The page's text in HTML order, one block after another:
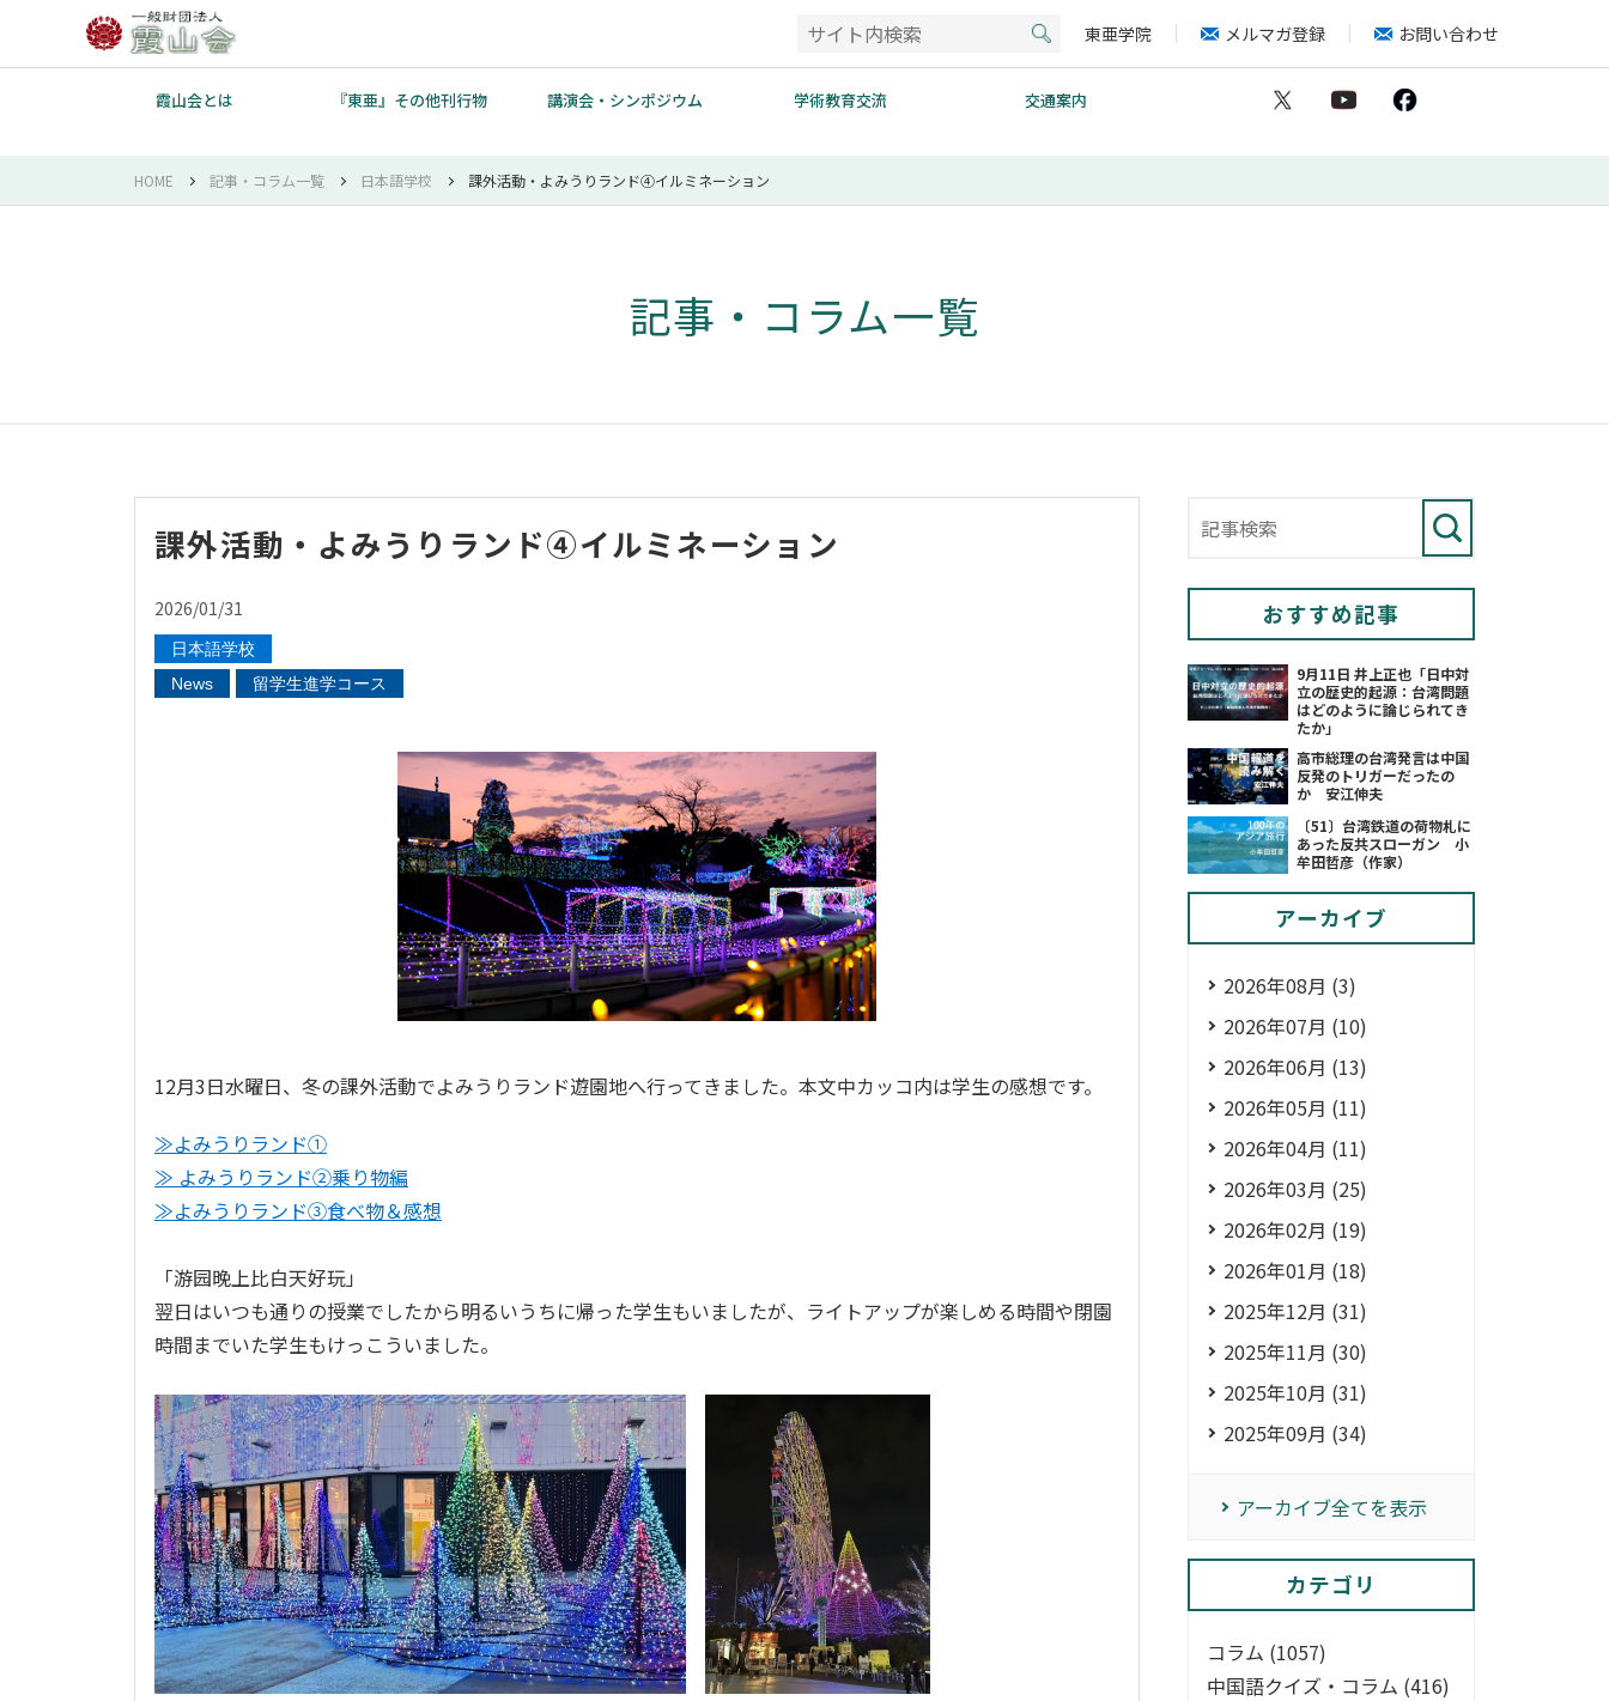
東亜学院 メルマガ登録 お問い合わせ
霞山会とは 『東亜』その他刊行物 講演会・シンポジウム 学術教育交流 交通案内
HOME 記事・コラム一覧 日本語学校 課外活動・よみうりランド④イルミネーション
記事・コラム一覧
課外活動・よみうりランド④イルミネーション
2026/01/31
日本語学校
News
留学生進学コース
12月3日水曜日、冬の課外活動でよみうりランド遊園地へ行ってきました。本文中カッコ内は学生の感想です。
≫よみうりランド①
≫ よみうりランド②乗り物編
≫よみうりランド③食べ物＆感想
「游园晚上比白天好玩」
翌日はいつも通りの授業でしたから明るいうちに帰った学生もいましたが、ライトアップが楽しめる時間や閉園
時間までいた学生もけっこういました。
おすすめ記事
9月11日 井上正也「日中対
立の歴史的起源：台湾問題
はどのように論じられてき
たか」
高市総理の台湾発言は中国
反発のトリガーだったの
か 安江伸夫
〔51〕台湾鉄道の荷物札に
あった反共スローガン 小
牟田哲彦（作家）
アーカイブ
2026年08月 (3)
2026年07月 (10)
2026年06月 (13)
2026年05月 (11)
2026年04月 (11)
2026年03月 (25)
2026年02月 (19)
2026年01月 (18)
2025年12月 (31)
2025年11月 (30)
2025年10月 (31)
2025年09月 (34)
アーカイブ全てを表示
カテゴリ
コラム (1057)
中国語クイズ・コラム (416)